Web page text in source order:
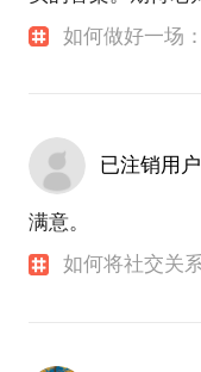
如何做好一场
已注销用
满意。
如何将社交关